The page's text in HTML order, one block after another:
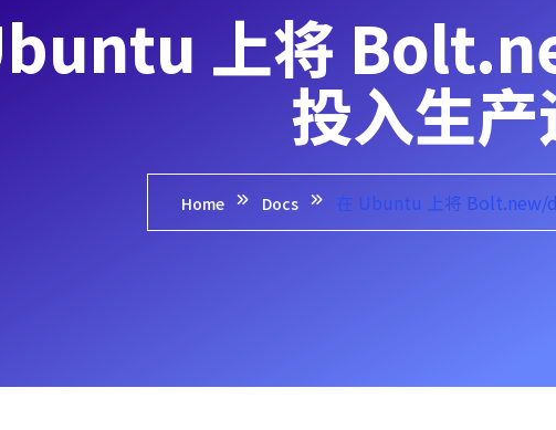
上将
投入生
Home Docs 在 Ubuntu 上将 Bolt.new/